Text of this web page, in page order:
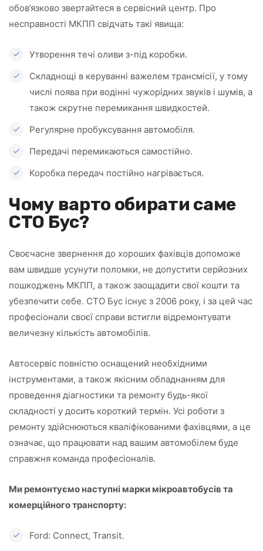
обов’язково звертайтеся в сервісний центр. Про
несправності МКПП свідчать такі явища:
Утворення течі оливи з-під коробки.
Складнощі в керуванні важелем трансмісії, у тому
числі поява при водінні чужорідних звуків і шумів, а
також скрутне перемикання швидкостей.
Регулярне пробуксування автомобіля.
Передачі перемикаються самостійно.
Коробка передач постійно нагрівається.
Чому варто обирати саме
СТО Бус?
Своєчасне звернення до хороших фахівців допоможе
вам швидше усунути поломки, не допустити серйозних
пошкоджень МКПП, а також заощадити свої кошти та
убезпечити себе. СТО Бус існує з 2006 року, і за цей час
професіонали своєї справи встигли відремонтувати
величезну кількість автомобілів.
Автосервіс повністю оснащений необхідними
інструментами, а також якісним обладнанням для
проведення діагностики та ремонту будь-якої
складності у досить короткий термін. Усі роботи з
ремонту здійснюються кваліфікованими фахівцями, а це
означає, що працювати над вашим автомобілем буде
справжня команда професіоналів.
Ми ремонтуємо наступні марки мікроавтобусів та
комерційного транспорту:
Ford: Connect, Transit.